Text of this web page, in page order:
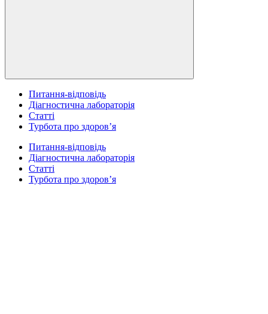
Питання-відповідь
Діагностична лабораторія
Статті
Турбота про здоров’я
Питання-відповідь
Діагностична лабораторія
Статті
Турбота про здоров’я